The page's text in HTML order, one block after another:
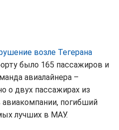
возле Тегерана
было 165 пассажиров и
авиалайнера –
о двух пассажирах из
погибший
лучших в МАУ.